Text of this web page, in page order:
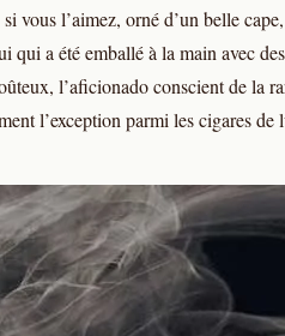
vous l’aimez, orné d’un belle
qui a été emballé à la main avec
l’aficionado conscient de la
l’exception parmi les cigares